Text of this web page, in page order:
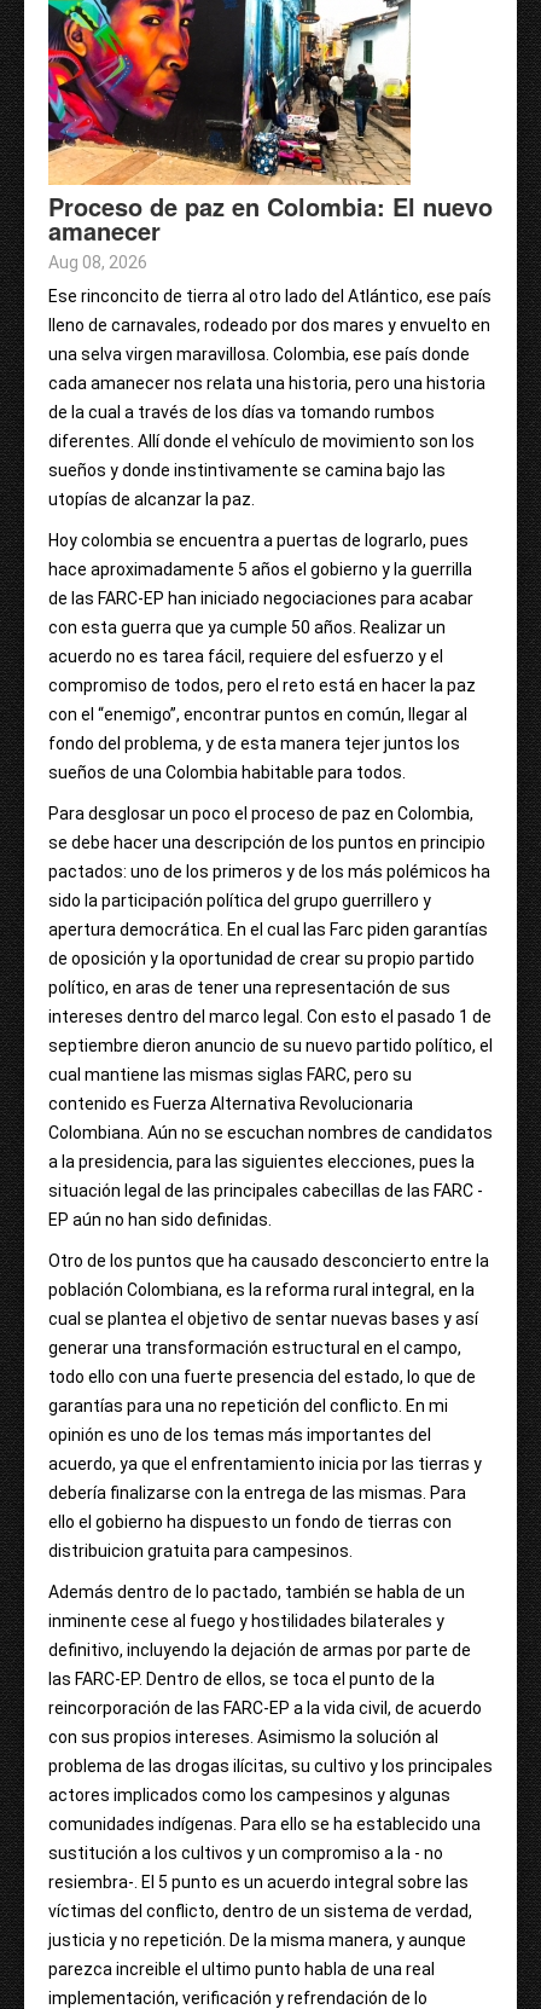
Proceso de paz en Colombia: El nuevo
amanecer
Aug 08, 2026
Ese rinconcito de tierra al otro lado del Atlántico, ese país
lleno de carnavales, rodeado por dos mares y envuelto en
una selva virgen maravillosa. Colombia, ese país donde
cada amanecer nos relata una historia, pero una historia
de la cual a través de los días va tomando rumbos
diferentes. Allí donde el vehículo de movimiento son los
sueños y donde instintivamente se camina bajo las
utopías de alcanzar la paz.
Hoy colombia se encuentra a puertas de lograrlo, pues
hace aproximadamente 5 años el gobierno y la guerrilla
de las FARC-EP han iniciado negociaciones para acabar
con esta guerra que ya cumple 50 años. Realizar un
acuerdo no es tarea fácil, requiere del esfuerzo y el
compromiso de todos, pero el reto está en hacer la paz
con el “enemigo”, encontrar puntos en común, llegar al
fondo del problema, y de esta manera tejer juntos los
sueños de una Colombia habitable para todos.
Para desglosar un poco el proceso de paz en Colombia,
se debe hacer una descripción de los puntos en principio
pactados: uno de los primeros y de los más polémicos ha
sido la participación política del grupo guerrillero y
apertura democrática. En el cual las Farc piden garantías
de oposición y la oportunidad de crear su propio partido
político, en aras de tener una representación de sus
intereses dentro del marco legal. Con esto el pasado 1 de
septiembre dieron anuncio de su nuevo partido político, el
cual mantiene las mismas siglas FARC, pero su
contenido es Fuerza Alternativa Revolucionaria
Colombiana. Aún no se escuchan nombres de candidatos
a la presidencia, para las siguientes elecciones, pues la
situación legal de las principales cabecillas de las FARC -
EP aún no han sido definidas.
Otro de los puntos que ha causado desconcierto entre la
población Colombiana, es la reforma rural integral, en la
cual se plantea el objetivo de sentar nuevas bases y así
generar una transformación estructural en el campo,
todo ello con una fuerte presencia del estado, lo que de
garantías para una no repetición del conflicto. En mi
opinión es uno de los temas más importantes del
acuerdo, ya que el enfrentamiento inicia por las tierras y
debería finalizarse con la entrega de las mismas. Para
ello el gobierno ha dispuesto un fondo de tierras con
distribuicion gratuita para campesinos.
Además dentro de lo pactado, también se habla de un
inminente cese al fuego y hostilidades bilaterales y
definitivo, incluyendo la dejación de armas por parte de
las FARC-EP. Dentro de ellos, se toca el punto de la
reincorporación de las FARC-EP a la vida civil, de acuerdo
con sus propios intereses. Asimismo la solución al
problema de las drogas ilícitas, su cultivo y los principales
actores implicados como los campesinos y algunas
comunidades indígenas. Para ello se ha establecido una
sustitución a los cultivos y un compromiso a la - no
resiembra-. El 5 punto es un acuerdo integral sobre las
víctimas del conflicto, dentro de un sistema de verdad,
justicia y no repetición. De la misma manera, y aunque
parezca increible el ultimo punto habla de una real
implementación, verificación y refrendación de lo